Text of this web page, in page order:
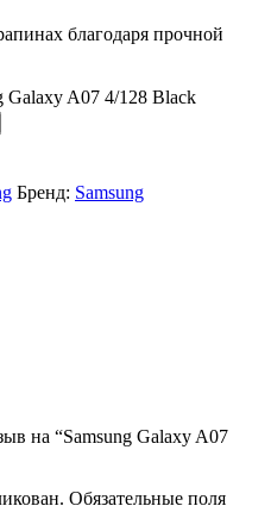
благодаря прочной
Galaxy A07 4/128 Black
Бренд: Samsung
на “Samsung Galaxy A07
Обязательные поля